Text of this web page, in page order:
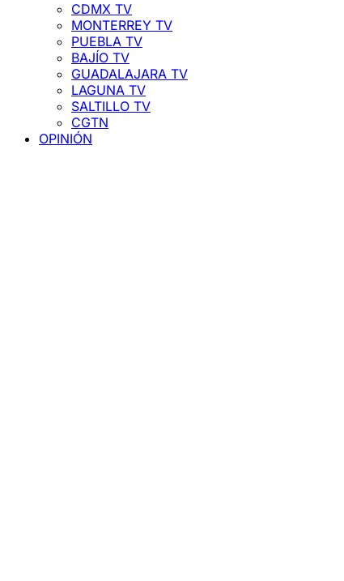
CDMX TV
MONTERREY TV
PUEBLA TV
BAJÍO TV
GUADALAJARA TV
LAGUNA TV
SALTILLO TV
CGTN
OPINIÓN